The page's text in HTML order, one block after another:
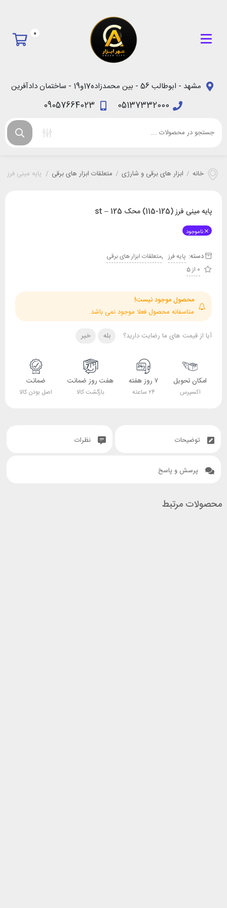
0
مشهد - ابوطالب 56 - بین محمدزاده17و19 - ساختمان دادآفرین
05137332000
09057664023
خانه / ابزار های برقی و شارژی / متعلقات ابزار های برقی / پایه مینی فرز (125-115) محک 125 – st
پایه مینی فرز (125-115) محک 125 – st
ناموجود
دسته: پایه فرز ,متعلقات ابزار های برقی
0 از 5
محصول موجود نیست!
متاسفانه محصول فعلا موجود نمی باشد.
آیا از قیمت های ما رضایت دارید؟ بله خیر
امکان تحویل
اکسپرس
۷ روز هفته
۲۴ ساعته
هفت روز ضمانت
بازگشت کالا
ضمانت
اصل بودن کالا
توضیحات نظرات
پرسش و پاسخ
محصولات مرتبط